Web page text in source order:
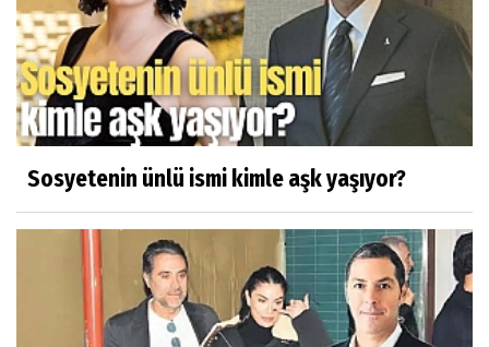
Sosyetenin ünlü ismi kimle aşk yaşıyor?